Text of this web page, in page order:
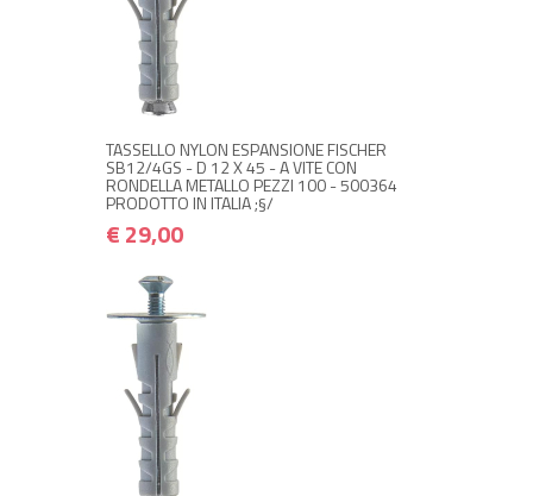
TASSELLO NYLON ESPANSIONE FISCHER
SB12/4GS - D 12 X 45 - A VITE CON
RONDELLA METALLO PEZZI 100 - 500364
PRODOTTO IN ITALIA ;§/
€ 29,00
NON DISPONIBILE A MAGAZZINO
Avvisami quando disponibile
NON DISPONIBILE A MAGAZZINO
Avvisami quando disponibile